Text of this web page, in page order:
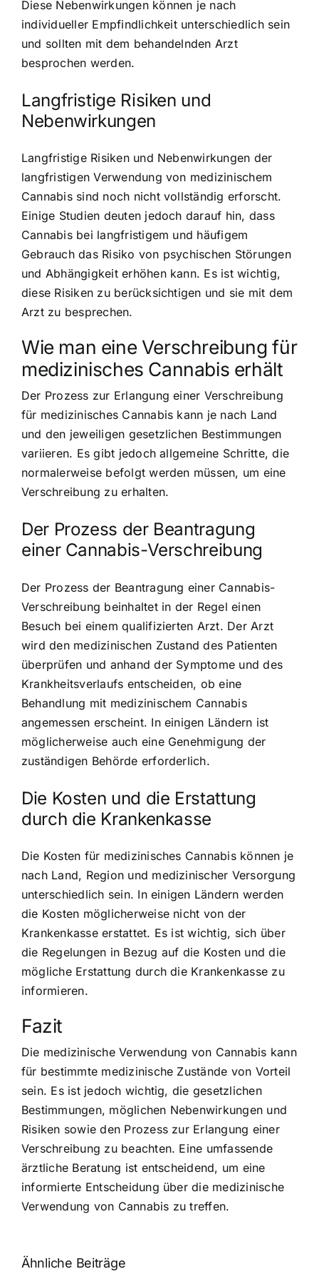
Diese Nebenwirkungen können je nach
individueller Empfindlichkeit unterschiedlich sein
und sollten mit dem behandelnden Arzt
besprochen werden.
Langfristige Risiken und
Nebenwirkungen
Langfristige Risiken und Nebenwirkungen der
langfristigen Verwendung von medizinischem
Cannabis sind noch nicht vollständig erforscht.
Einige Studien deuten jedoch darauf hin, dass
Cannabis bei langfristigem und häufigem
Gebrauch das Risiko von psychischen Störungen
und Abhängigkeit erhöhen kann. Es ist wichtig,
diese Risiken zu berücksichtigen und sie mit dem
Arzt zu besprechen.
Wie man eine Verschreibung für
medizinisches Cannabis erhält
Der Prozess zur Erlangung einer Verschreibung
für medizinisches Cannabis kann je nach Land
und den jeweiligen gesetzlichen Bestimmungen
variieren. Es gibt jedoch allgemeine Schritte, die
normalerweise befolgt werden müssen, um eine
Verschreibung zu erhalten.
Der Prozess der Beantragung
einer Cannabis-Verschreibung
Der Prozess der Beantragung einer Cannabis-
Verschreibung beinhaltet in der Regel einen
Besuch bei einem qualifizierten Arzt. Der Arzt
wird den medizinischen Zustand des Patienten
überprüfen und anhand der Symptome und des
Krankheitsverlaufs entscheiden, ob eine
Behandlung mit medizinischem Cannabis
angemessen erscheint. In einigen Ländern ist
möglicherweise auch eine Genehmigung der
zuständigen Behörde erforderlich.
Die Kosten und die Erstattung
durch die Krankenkasse
Die Kosten für medizinisches Cannabis können je
nach Land, Region und medizinischer Versorgung
unterschiedlich sein. In einigen Ländern werden
die Kosten möglicherweise nicht von der
Krankenkasse erstattet. Es ist wichtig, sich über
die Regelungen in Bezug auf die Kosten und die
mögliche Erstattung durch die Krankenkasse zu
informieren.
Fazit
Die medizinische Verwendung von Cannabis kann
für bestimmte medizinische Zustände von Vorteil
sein. Es ist jedoch wichtig, die gesetzlichen
Bestimmungen, möglichen Nebenwirkungen und
Risiken sowie den Prozess zur Erlangung einer
Verschreibung zu beachten. Eine umfassende
ärztliche Beratung ist entscheidend, um eine
informierte Entscheidung über die medizinische
Verwendung von Cannabis zu treffen.
Ähnliche Beiträge
Neue THC-